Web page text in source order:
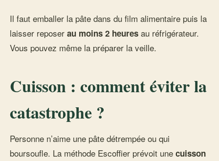
Il faut emballer la pâte dans du film alimentaire puis la
laisser reposer au moins 2 heures au réfrigérateur.
Vous pouvez même la préparer la veille.
Cuisson : comment éviter la
catastrophe ?
Personne n’aime une pâte détrempée ou qui
boursoufle. La méthode Escoffier prévoit une cuisson